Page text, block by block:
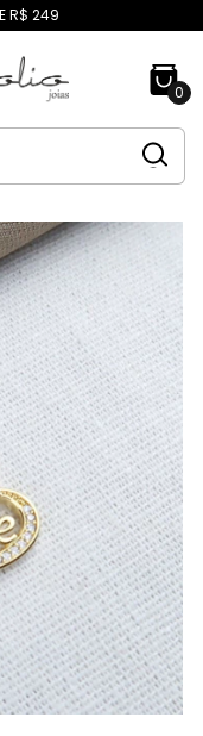
R$ 249
0